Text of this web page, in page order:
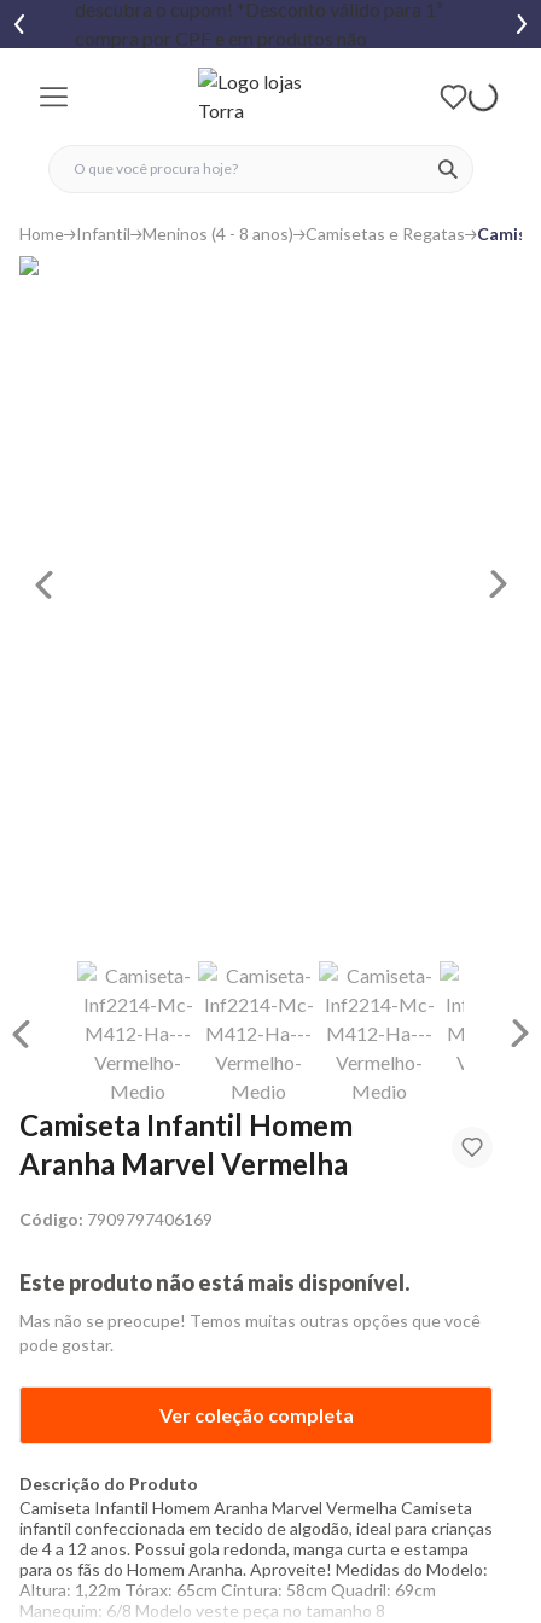
ver
fechar menu
fechar menu
favoritos
Home Infantil Meninos (4 - 8 anos) Camisetas e Regatas
Camiseta Infantil Homem
Aranha Marvel Vermelha
Código: 7909797406169
Este produto não está mais disponível.
Mas não se preocupe! Temos muitas outras opções que você
pode gostar.
Ver coleção completa
Descrição do Produto
Camiseta Infantil Homem Aranha Marvel Vermelha Camiseta
infantil confeccionada em tecido de algodão, ideal para crianças
de 4 a 12 anos. Possui gola redonda, manga curta e estampa
para os fãs do Homem Aranha. Aproveite! Medidas do Modelo:
Altura: 1,22m Tórax: 65cm Cintura: 58cm Quadril: 69cm
Manequim: 6/8 Modelo veste peça no tamanho 8